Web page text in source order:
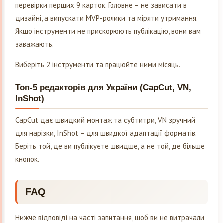
перевірки перших 9 карток. Головне – не зависати в
дизайні, а випускати MVP-ролики та міряти утримання.
Якщо інструменти не прискорюють публікацію, вони вам
заважають.
Виберіть 2 інструменти та працюйте ними місяць.
Топ-5 редакторів для України (CapCut, VN,
InShot)
CapCut дає швидкий монтаж та субтитри, VN зручний
для нарізки, InShot – для швидкої адаптації форматів.
Беріть той, де ви публікуєте швидше, а не той, де більше
кнопок.
FAQ
Нижче відповіді на часті запитання, щоб ви не витрачали